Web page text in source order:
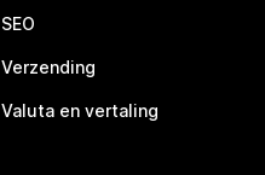
SEO
Verzending
Valuta en vertaling